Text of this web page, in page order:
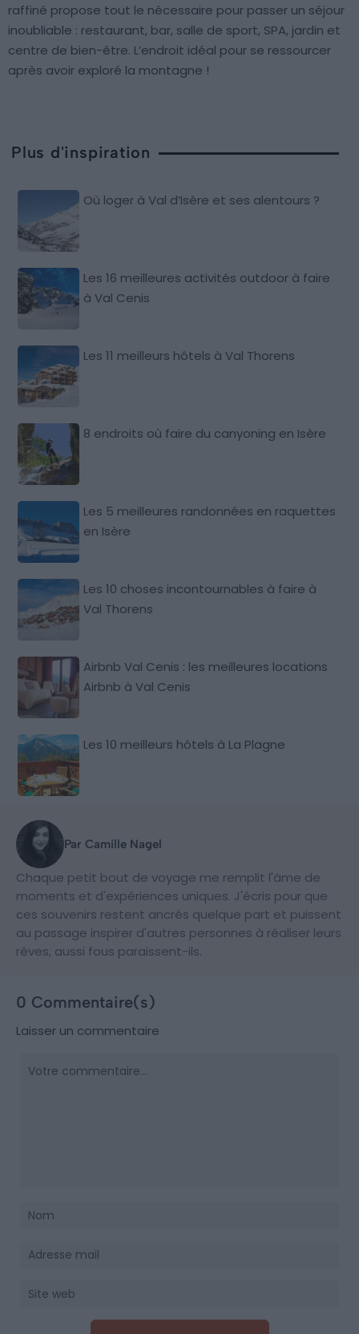
raffiné propose tout le nécessaire pour passer un séjour
inoubliable : restaurant, bar, salle de sport, SPA, jardin et
centre de bien-être. L’endroit idéal pour se ressourcer
après avoir exploré la montagne !
Plus d'inspiration
Où loger à Val d’Isère et ses alentours ?
Les 16 meilleures activités outdoor à faire
à Val Cenis
Les 11 meilleurs hôtels à Val Thorens
8 endroits où faire du canyoning en Isère
Les 5 meilleures randonnées en raquettes
en Isère
Les 10 choses incontournables à faire à
Val Thorens
Airbnb Val Cenis : les meilleures locations
Airbnb à Val Cenis
Les 10 meilleurs hôtels à La Plagne
Par Camille Nagel
Chaque petit bout de voyage me remplit l'âme de
moments et d'expériences uniques. J'écris pour que
ces souvenirs restent ancrés quelque part et puissent
au passage inspirer d'autres personnes à réaliser leurs
rêves, aussi fous paraissent-ils.
0 Commentaire(s)
Laisser un commentaire